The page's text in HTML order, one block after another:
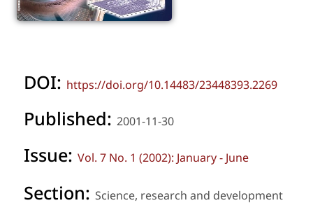
DOI: https://doi.org/10.14483/23448393.2269
Published: 2001-11-30
Issue: Vol. 7 No. 1 (2002): January - June
Section: Science, research and development